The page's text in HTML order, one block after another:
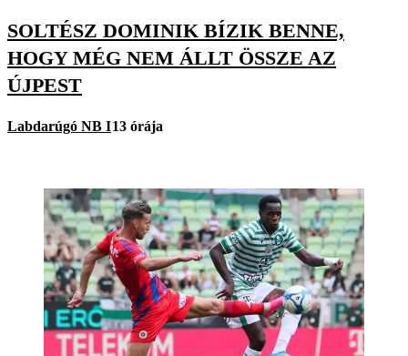
SOLTÉSZ DOMINIK BÍZIK BENNE,
HOGY MÉG NEM ÁLLT ÖSSZE AZ
ÚJPEST
Labdarúgó NB I13 órája